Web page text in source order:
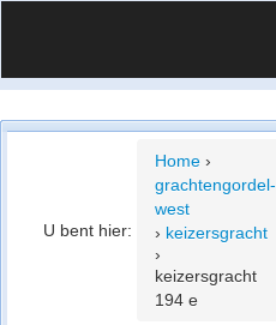
Vergelijk prijsposities - wijk
U bent hier:
Home ›
grachtengordel-
west
› keizersgracht
›
keizersgracht
194 e